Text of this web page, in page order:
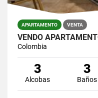
APARTAMENTO VENTA
Colombia
3
Alcobas
3
Baños